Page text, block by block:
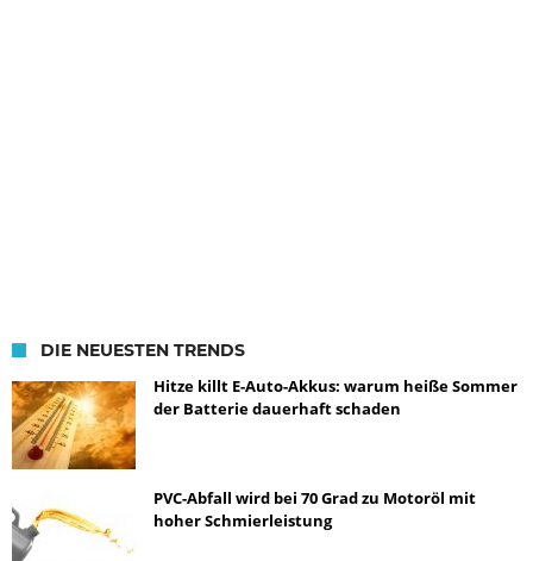
DIE NEUESTEN TRENDS
Hitze killt E-Auto-Akkus: warum heiße Sommer
der Batterie dauerhaft schaden
PVC-Abfall wird bei 70 Grad zu Motoröl mit
hoher Schmierleistung